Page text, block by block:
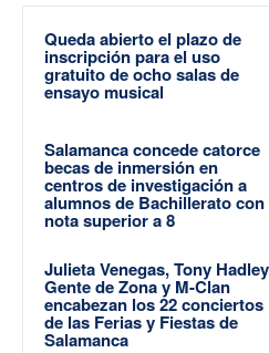
Queda abierto el plazo de
inscripción para el uso
gratuito de ocho salas de
ensayo musical
Salamanca concede catorce
becas de inmersión en
centros de investigación a
alumnos de Bachillerato con
nota superior a 8
Julieta Venegas, Tony
Gente de Zona y M-Clan
encabezan los 22 conciertos
de las Ferias y Fiestas de
Salamanca